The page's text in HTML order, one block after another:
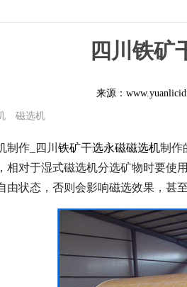
四川铁矿
来源：
磁选机
制作_四川 铁矿干选永磁磁选机制作
相对于湿式磁选机分选矿物时要使
由状态，否则会影响磁选效果，甚